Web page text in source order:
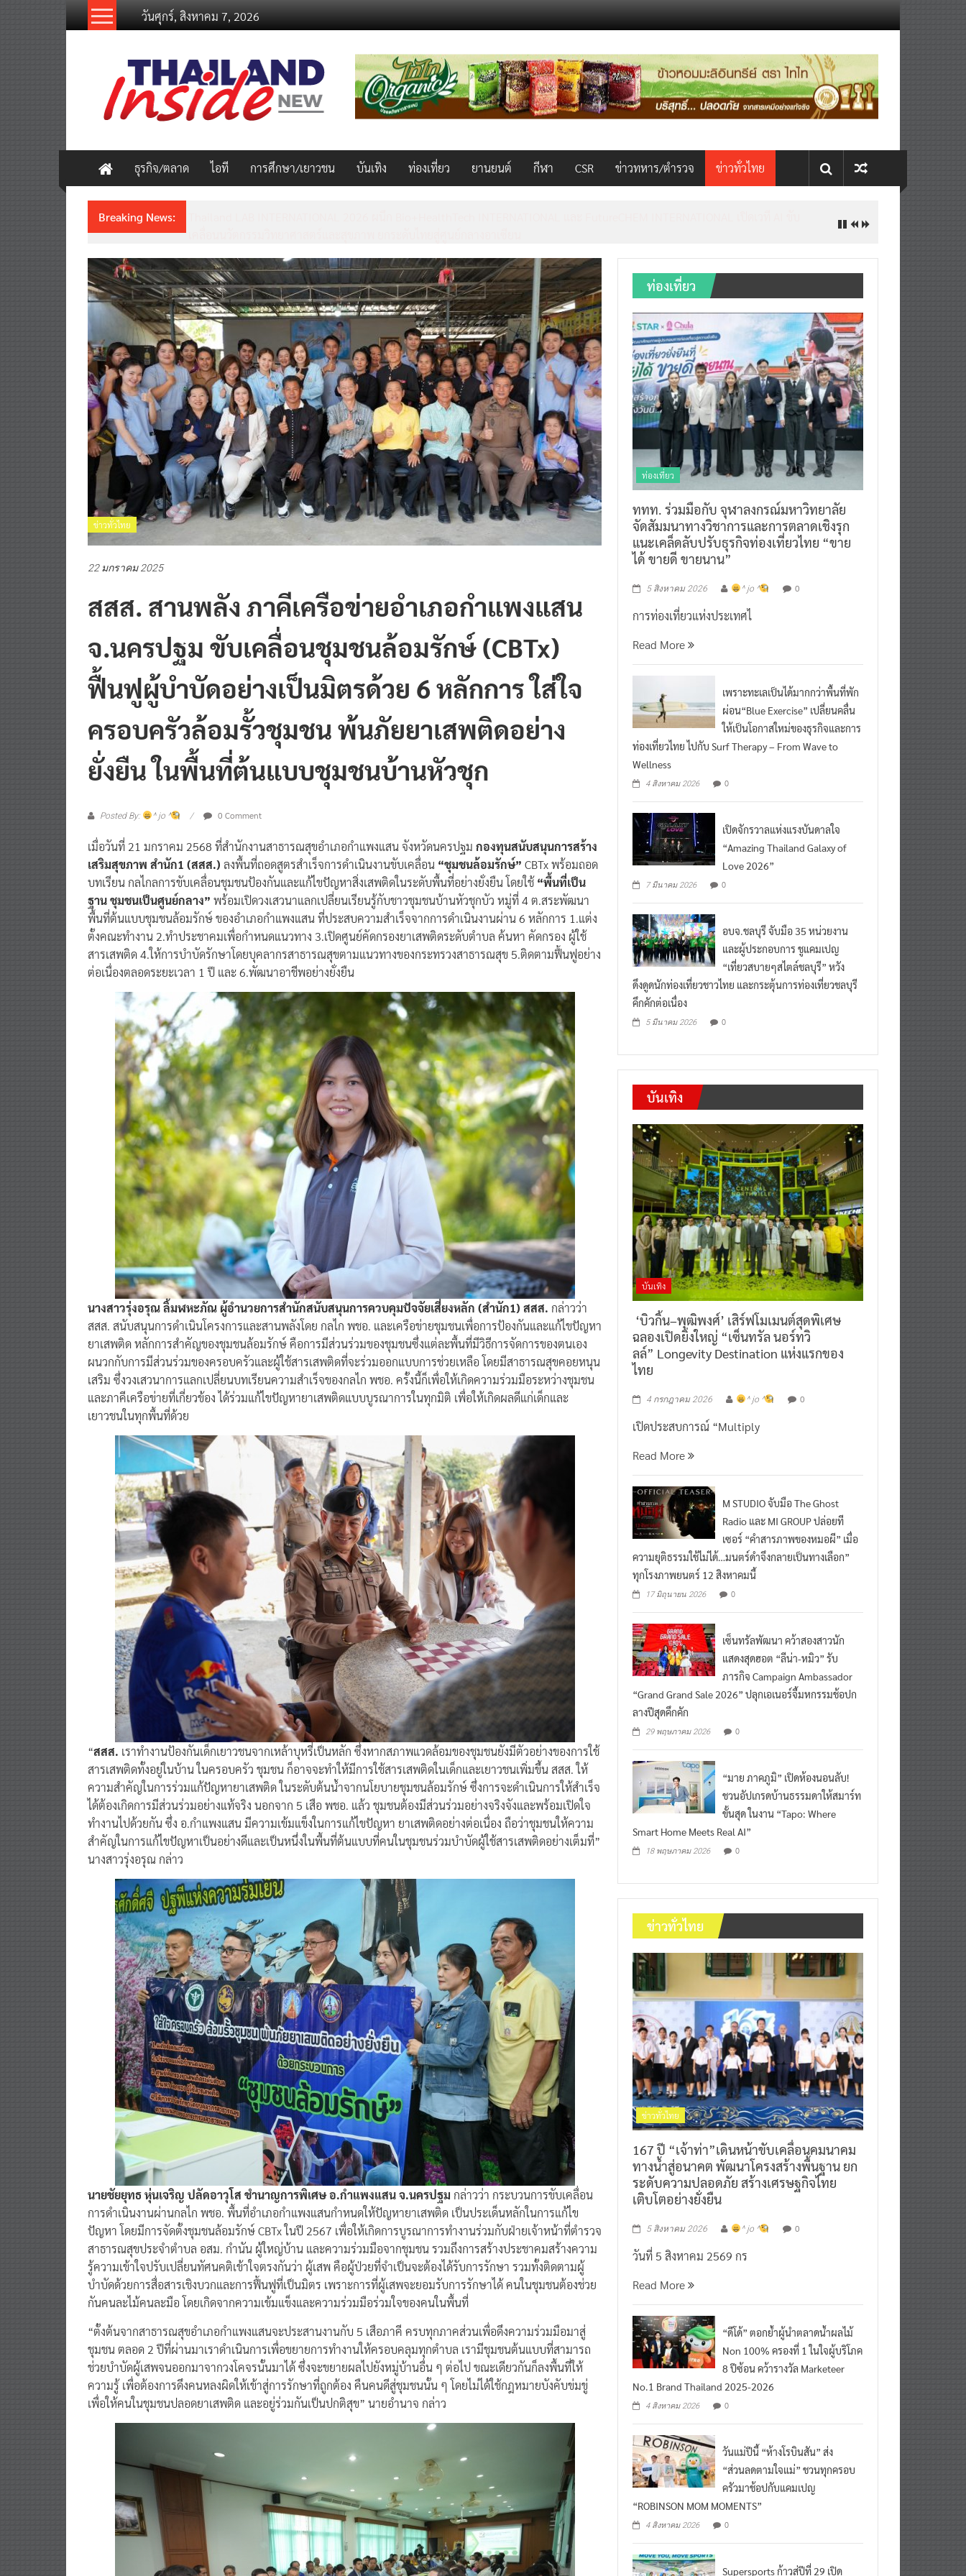
วันศุกร์, สิงหาคม 7, 2026
thailandinsidenew.com
Thailand
Inside
New
ธุรกิจ/ตลาด ไอที การศึกษา/เยาวชน บันเทิง ท่องเที่ยว ยานยนต์ กีฬา CSR ข่าวทหาร/ตำรวจ ข่าวทั่วไทย
Breaking News:
ข่าวทั่วไทย
22 มกราคม 2025
สสส. สานพลัง ภาคีเครือข่ายอำเภอกำแพงแสน
จ.นครปฐม ขับเคลื่อนชุมชนล้อมรักษ์ (CBTx)
ฟื้นฟูผู้บำบัดอย่างเป็นมิตรด้วย 6 หลักการ ใส่ใจ
ครอบครัวล้อมรั้วชุมชน พ้นภัยยาเสพติดอย่าง
ยั่งยืน ในพื้นที่ต้นแบบชุมชนบ้านหัวชุก
Posted By: ^ jo ^ 0 Comment
เมื่อวันที่ 21 มกราคม 2568 ที่สำนักงานสาธารณสุขอำเภอกำแพงแสน จังหวัดนครปฐม กองทุนสนับสนุนการสร้าง
เสริมสุขภาพ สำนัก1 (สสส.) ลงพื้นที่ถอดสูตรสำเร็จการดำเนินงานขับเคลื่อน “ชุมชนล้อมรักษ์” CBTx พร้อมถอด
บทเรียน กลไกลการขับเคลื่อนชุมชนป้องกันและแก้ไขปัญหาสิ่งเสพติดในระดับพื้นที่อย่างยั่งยืน โดยใช้ “พื้นที่เป็น
ฐาน ชุมชนเป็นศูนย์กลาง” พร้อมเปิดวงเสวนาแลกเปลี่ยนเรียนรู้กับชาวชุมชนบ้านหัวชุกบัว หมู่ที่ 4 ต.สระพัฒนา
พื้นที่ต้นแบบชุมชนล้อมรักษ์ ของอำเภอกำแพงแสน ที่ประสบความสำเร็จจากการดำเนินงานผ่าน 6 หลักการ 1.แต่ง
ตั้งคณะทำงาน 2.ทำประชาคมเพื่อกำหนดแนวทาง 3.เปิดศูนย์คัดกรองยาเสพติดระดับตำบล ค้นหา คัดกรอง ผู้ใช้
สารเสพติด 4.ให้การบำบัดรักษาโดยบุคลากรสาธารณสุขตามแนวทางของกระทรวงสาธารณสุข 5.ติดตามฟื้นฟูอย่าง
ต่อเนื่องตลอดระยะเวลา 1 ปี และ 6.พัฒนาอาชีพอย่างยั่งยืน
นางสาวรุ่งอรุณ ลิ้มฬหะภัณ ผู้อำนวยการสำนักสนับสนุนการควบคุมปัจจัยเสี่ยงหลัก (สำนัก1) สสส. กล่าวว่า
สสส. สนับสนุนการดำเนินโครงการและสานพลังโดย กลไก พชอ. และเครือข่ายชุมชนเพื่อการป้องกันและแก้ไขปัญหา
ยาเสพติด หลักการสำคัญของชุมชนล้อมรักษ์ คือการมีส่วนร่วมของชุมชนซึ่งแต่ละพื้นที่มีวิธีการจัดการของตนเอง
ผนวกกับการมีส่วนร่วมของครอบครัวและผู้ใช้สารเสพติดที่จะร่วมออกแบบการช่วยเหลือ โดยมีสาธารณสุขคอยหนุน
เสริม ซึ่งวงเสวนาการแลกเปลี่ยนบทเรียนความสำเร็จของกลไก พชอ. ครั้งนี้ก็เพื่อให้เกิดความร่วมมือระหว่างชุมชน
และภาคีเครือข่ายที่เกี่ยวข้อง ได้ร่วมแก้ไขปัญหายาเสพติดแบบบูรณาการในทุกมิติ เพื่อให้เกิดผลดีแก่เด็กและ
เยาวชนในทุกพื้นที่ด้วย
“สสส. เราทำงานป้องกันเด็กเยาวชนจากเหล้าบุหรี่เป็นหลัก ซึ่งหากสภาพแวดล้อมของชุมชนยังมีตัวอย่างของการใช้
สารเสพติดทั้งอยู่ในบ้าน ในครอบครัว ชุมชน ก็อาจจะทำให้มีการใช้สารเสพติดในเด็กและเยาวชนเพิ่มขึ้น สสส. ให้
ความสำคัญในการร่วมแก้ปัญหายาเสพติด ในระดับต้นน้ำจากนโยบายชุมชนล้อมรักษ์ ซึ่งการจะดำเนินการให้สำเร็จ
ได้ต้องเกิดการมีส่วนร่วมอย่างแท้จริง นอกจาก 5 เสือ พชอ. แล้ว ชุมชนต้องมีส่วนร่วมอย่างจริงจังและพร้อมเปิดใจ
ทำงานไปด้วยกัน ซึ่ง อ.กำแพงแสน มีความเข้มแข็งในการแก้ไขปัญหา ยาเสพติดอย่างต่อเนื่อง ถือว่าชุมชนให้ความ
สำคัญในการแก้ไขปัญหาเป็นอย่างดีและเป็นหนึ่งในพื้นที่ต้นแบบที่คนในชุมชนร่วมบำบัดผู้ใช้สารเสพติดอย่างเต็มที่”
นางสาวรุ่งอรุณ กล่าว
นายชัยยุทธ หุ่นเจริญ ปลัดอาวุโส ชำนาญการพิเศษ อ.กำแพงแสน จ.นครปฐม กล่าวว่า กระบวนการขับเคลื่อน
การดำเนินงานผ่านกลไก พชอ. พื้นที่อำเภอกำแพงแสนกำหนดให้ปัญหายาเสพติด เป็นประเด็นหลักในการแก้ไข
ปัญหา โดยมีการจัดตั้งชุมชนล้อมรักษ์ CBTx ในปี 2567 เพื่อให้เกิดการบูรณาการทำงานร่วมกับฝ่ายเจ้าหน้าที่ตำรวจ
สาธารณสุขประจำตำบล อสม. กำนัน ผู้ใหญ่บ้าน และความร่วมมือจากชุมชน รวมถึงการสร้างประชาคมสร้างความ
รู้ความเข้าใจปรับเปลี่ยนทัศนคติเข้าใจตรงกันว่า ผู้เสพ คือผู้ป่วยที่จำเป็นจะต้องได้รับการรักษา รวมทั้งติดตามผู้
บำบัดด้วยการสื่อสารเชิงบวกและการฟื้นฟูที่เป็นมิตร เพราะการที่ผู้เสพจะยอมรับการรักษาได้ คนในชุมชนต้องช่วย
กันคนละไม้คนละมือ โดยเกิดจากความเข้มแข็งและความร่วมมือร่วมใจของคนในพื้นที่
“ตั้งต้นจากสาธารณสุขอำเภอกำแพงแสนจะประสานงานกับ 5 เสือภาคี ครบทุกภาคส่วนเพื่อดึงความร่วมมือมาสู่
ชุมชน ตลอด 2 ปีที่ผ่านมาเราดำเนินการเพื่อขยายการทำงานให้ครอบคลุมทุกตำบล เรามีชุมชนต้นแบบที่สามารถ
ช่วยบำบัดผู้เสพจนออกมาจากวงโคจรนั้นมาได้ ซึ่งจะขยายผลไปยังหมู่บ้านอื่น ๆ ต่อไป ขณะเดียวกันก็ลงพื้นที่ให้
ความรู้ เพื่อต้องการดึงคนหลงผิดให้เข้าสู่การรักษาที่ถูกต้อง คืนคนดีสู่ชุมชนนั้น ๆ โดยไม่ได้ใช้กฎหมายบังคับข่มขู่
เพื่อให้คนในชุมชนปลอดยาเสพติด และอยู่ร่วมกันเป็นปกติสุข” นายอำนาจ กล่าว
ท่องเที่ยว
ท่องเที่ยว
ททท. ร่วมมือกับ จุฬาลงกรณ์มหาวิทยาลัย
จัดสัมมนาทางวิชาการและการตลาดเชิงรุก
แนะเคล็ดลับปรับธุรกิจท่องเที่ยวไทย “ขาย
ได้ ขายดี ขายนาน”
5 สิงหาคม 2026 ^ jo ^ 0
การท่องเที่ยวแห่งประเทศไ
Read More
เพราะทะเลเป็นได้มากกว่าพื้นที่พัก
ผ่อน“Blue Exercise” เปลี่ยนคลื่น
ให้เป็นโอกาสใหม่ของธุรกิจและการ
ท่องเที่ยวไทย ไปกับ Surf Therapy – From Wave to
Wellness
4 สิงหาคม 2026 0
เปิดจักรวาลแห่งแรงบันดาลใจ
“Amazing Thailand Galaxy of
Love 2026”
7 มีนาคม 2026 0
อบจ.ชลบุรี จับมือ 35 หน่วยงาน
และผู้ประกอบการ ชูแคมเปญ
“เที่ยวสบายๆสไตล์ชลบุรี” หวัง
ดึงดูดนักท่องเที่ยวชาวไทย และกระตุ้นการท่องเที่ยวชลบุรี
คึกคักต่อเนื่อง
5 มีนาคม 2026 0
บันเทิง
บันเทิง
‘บิวกิ้น–พุฒิพงศ์’ เสิร์ฟโมเมนต์สุดพิเศษ
ฉลองเปิดยิ่งใหญ่ “เซ็นทรัล นอร์ทวิ
ลล์” Longevity Destination แห่งแรกของ
ไทย
4 กรกฎาคม 2026 ^ jo ^ 0
เปิดประสบการณ์ “Multiply
Read More
M STUDIO จับมือ The Ghost
Radio และ MI GROUP ปล่อยที
เซอร์ “คำสารภาพของหมอผี” เมื่อ
ความยุติธรรมใช้ไม่ได้…มนตร์ดำจึงกลายเป็นทางเลือก”
ทุกโรงภาพยนตร์ 12 สิงหาคมนี้
17 มิถุนายน 2026 0
เซ็นทรัลพัฒนา คว้าสองสาวนัก
แสดงสุดฮอต “ลีน่า-หมิว” รับ
ภารกิจ Campaign Ambassador
“Grand Grand Sale 2026” ปลุกเอเนอร์จี้มหกรรมช้อปก
ลางปีสุดคึกคัก
29 พฤษภาคม 2026 0
“มาย ภาคภูมิ” เปิดห้องนอนลับ!
ชวนอัปเกรดบ้านธรรมดาให้สมาร์ท
ขั้นสุด ในงาน “Tapo: Where
Smart Home Meets Real AI”
18 พฤษภาคม 2026 0
ข่าวทั่วไทย
ข่าวทั่วไทย
167 ปี “เจ้าท่า”เดินหน้าขับเคลื่อนคมนาคม
ทางน้ำสู่อนาคต พัฒนาโครงสร้างพื้นฐาน ยก
ระดับความปลอดภัย สร้างเศรษฐกิจไทย
เติบโตอย่างยั่งยืน
5 สิงหาคม 2026 ^ jo ^ 0
วันที่ 5 สิงหาคม 2569 กร
Read More
“ดีโด้” ตอกย้ำผู้นำตลาดน้ำผลไม้
Non 100% ครองที่ 1 ในใจผู้บริโภค
8 ปีซ้อน คว้ารางวัล Marketeer
No.1 Brand Thailand 2025-2026
4 สิงหาคม 2026 0
วันแม่ปีนี้ “ห้างโรบินสัน” ส่ง
“ส่วนลดตามใจแม่” ชวนทุกครอบ
ครัวมาช้อปกับแคมเปญ
“ROBINSON MOM MOMENTS”
4 สิงหาคม 2026 0
Supersports ก้าวสู่ปีที่ 29 เปิด